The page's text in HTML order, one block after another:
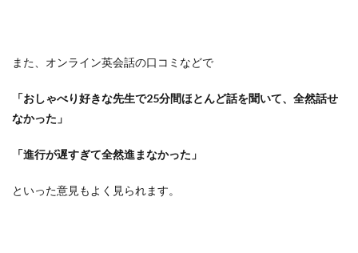
また、オンライン英会話の口コミなどで
「おしゃべり好きな先生で25分間ほとんど話を聞いて、全然話せ
なかった」
「進行が遅すぎて全然進まなかった」
といった意見もよく見られます。